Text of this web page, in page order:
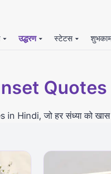
उद्धरण स्टेटस
in Hindi, जो हर संध्या को